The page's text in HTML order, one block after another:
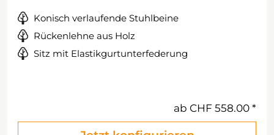
Konisch verlaufende Stuhlbeine
Rückenlehne aus Holz
Sitz mit Elastikgurtunterfederung
ab CHF 558.00